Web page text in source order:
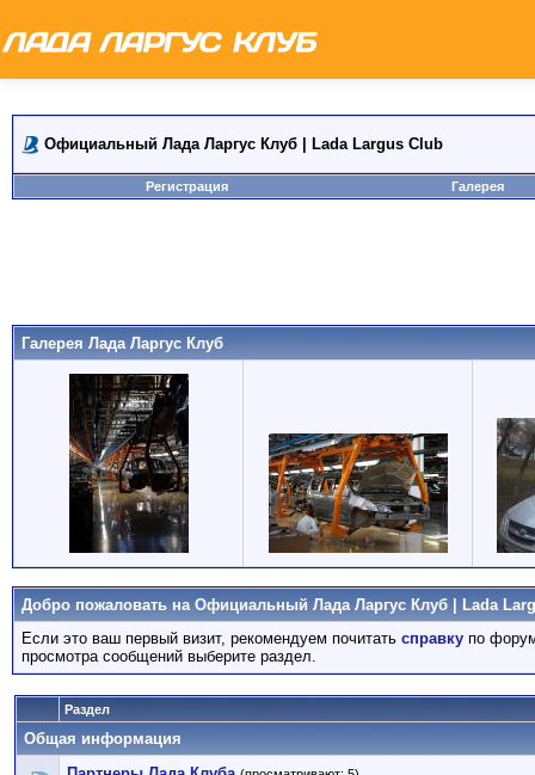
Официальный Лада Ларгус Клуб | Lada Largus Club
Регистрация Галерея
Галерея Лада Ларгус Клуб
Добро пожаловать на Официальный Лада Ларгус Клуб | Lada
Если это ваш первый визит, рекомендуем почитать справку по
просмотра сообщений выберите раздел.
Раздел
Общая информация